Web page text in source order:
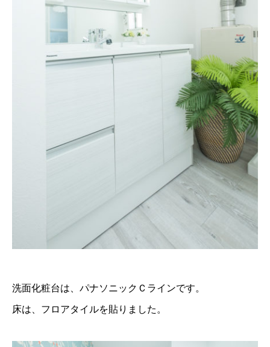
洗面化粧台は、パナソニックＣラインです。
床は、フロアタイルを貼りました。